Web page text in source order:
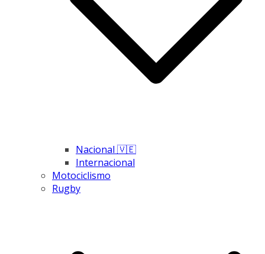
Nacional 🇻🇪
Internacional
Motociclismo
Rugby